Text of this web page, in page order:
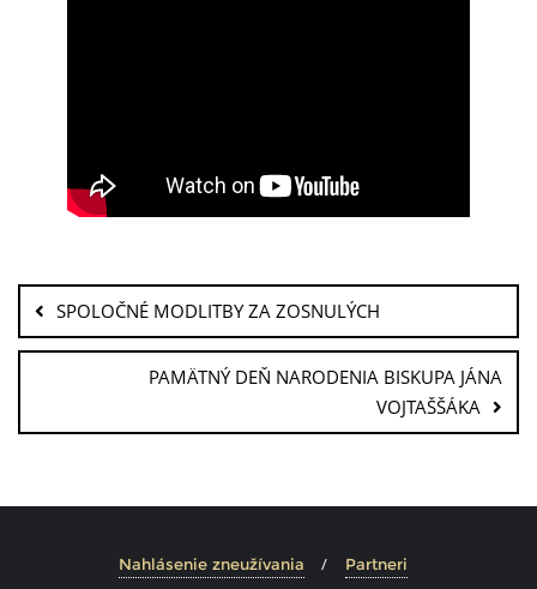
SPOLOČNÉ MODLITBY ZA ZOSNULÝCH
PAMÄTNÝ DEŇ NARODENIA BISKUPA JÁNA
VOJTAŠŠÁKA
Nahlásenie zneužívania
Partneri